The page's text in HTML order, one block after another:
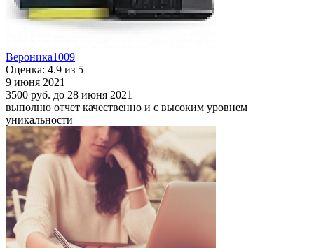
Вероника1009
Оценка: 4.9 из 5
9 июня 2021
3500 руб. до 28 июня 2021
выполню отчет качественно и с высоким уровнем
уникальности